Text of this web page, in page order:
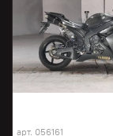
арт. 056161